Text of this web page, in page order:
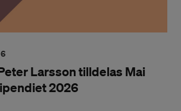
Larsson tilldelas Mai
2026